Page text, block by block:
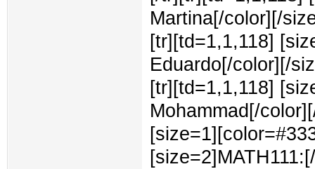
Martina[/color][/
[tr][td=1,1,118]
Eduardo[/color][/
[tr][td=1,1,118]
Mohammad[/